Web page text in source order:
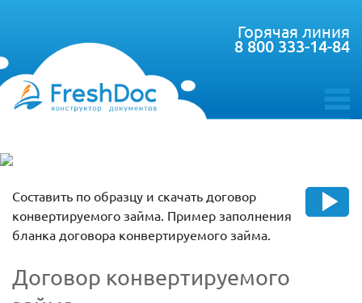
toggle
Горячая линия
8 800 333-14-84
Составить по образцу и скачать договор
конвертируемого займа. Пример заполнения
бланка договора конвертируемого займа.
Договор конвертируемого